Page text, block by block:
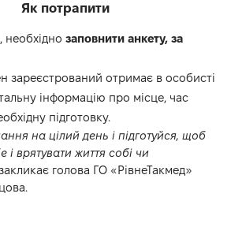
Як потрапити
необхідно заповнити анкету, за
зареєстрований отримає в особисті
інформацію про місце, час
підготовку.
на цілий день і підготуйся, щоб
і врятувати життя собі чи
голова ГО «РівнеТакмед»